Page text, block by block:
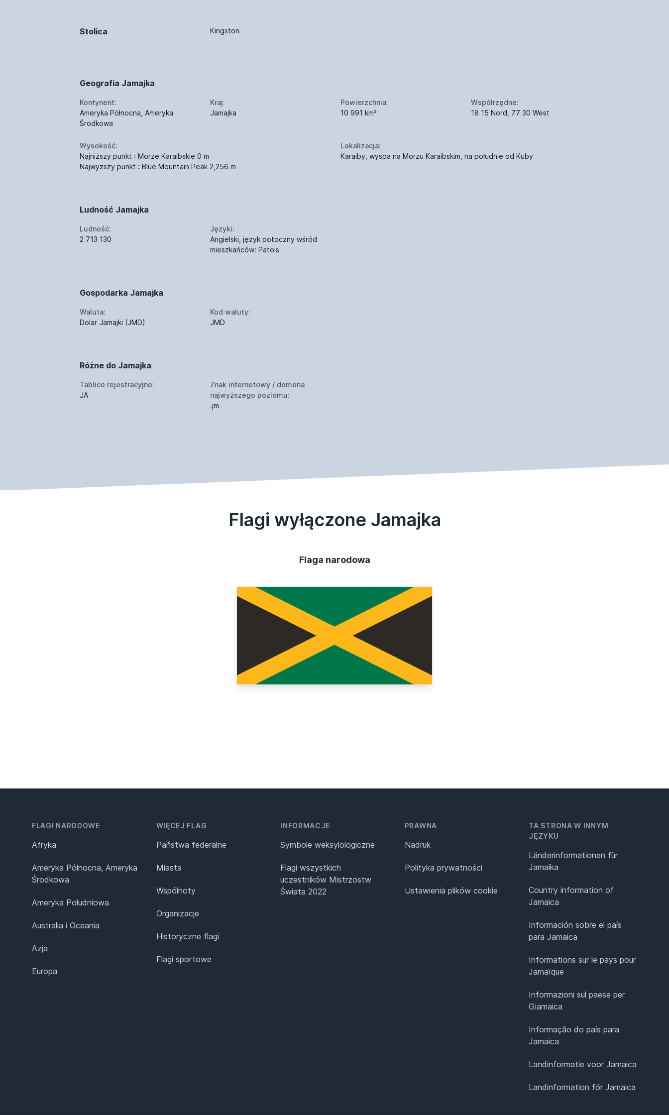
Stolica Kingston
Geografia Jamajka
Kontynent:
Ameryka Północna, Ameryka
Środkowa
Kraj:
Jamajka
Powierzchnia:
10 991 km²
Współrzędne:
18 15 Nord, 77 30 West
Wysokość:
Najniższy punkt : Morze Karaibskie 0 m
Najwyższy punkt : Blue Mountain Peak 2,256 m
Lokalizacja:
Karaiby, wyspa na Morzu Karaibskim, na południe od Kuby
Ludność Jamajka
Ludność:
2 713 130
Języki:
Angielski, język potoczny wśród
mieszkańców: Patois
Gospodarka Jamajka
Waluta:
Dolar Jamajki (JMD)
Kod waluty:
JMD
Różne do Jamajka
Tablice rejestracyjne:
JA
Znak internetowy / domena
najwyższego poziomu:
.jm
Flagi wyłączone Jamajka
Flaga narodowa
FLAGI NARODOWE
Afryka
Ameryka Północna, Ameryka
Środkowa
Ameryka Południowa
Australia i Oceania
Azja
Europa
WIĘCEJ FLAG
Państwa federalne
Miasta
Wspólnoty
Organizacje
Historyczne flagi
Flagi sportowe
INFORMACJE
Symbole weksylologiczne
Flagi wszystkich
uczestników Mistrzostw
Świata 2022
PRAWNA
Nadruk
Polityka prywatności
Ustawienia plików cookie
TA STRONA W INNYM
JĘZYKU
Länderinformationen für
Jamaika
Country information of
Jamaica
Información sobre el país
para Jamaica
Informations sur le pays pour
Jamaïque
Informazioni sul paese per
Giamaica
Informação do país para
Jamaica
Landinformatie voor Jamaica
Landinformation för Jamaica